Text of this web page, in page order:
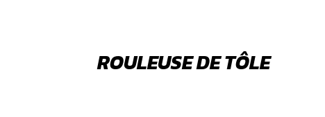
ROULEUSE DE TÔLE